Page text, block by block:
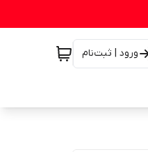
ورود | ثبت‌نام